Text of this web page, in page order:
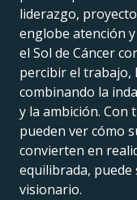
liderazgo,
englobe atención
el Sol de Cáncer
percibir el trabajo,
combinando la
y la ambición. Con
pueden ver cómo
convierten en
equilibrada, puede
visionario.